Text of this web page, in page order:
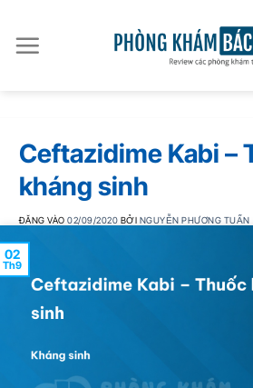
qua
nội
Ceftazidime Kabi –
kháng sinh
ĐĂNG VÀO02/09/2020 BỞI NGUYỄN PHƯƠNG TUẤN
02
Th9